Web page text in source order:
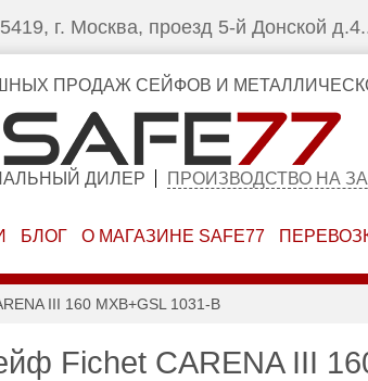
г. Москва, проезд 5-й Донской
ПРОДАЖ СЕЙФОВ И
ДИЛЕР ПРОИЗВОДСТВО НА
БЛОГ О МАГАЗИНЕ SAFE77
III 160 MXB+GSL 1031-B
Fichet CARENA III